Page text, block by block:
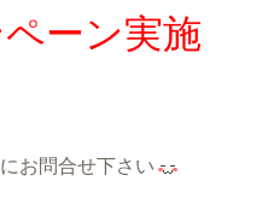
ーン実施
お問合せ下さい